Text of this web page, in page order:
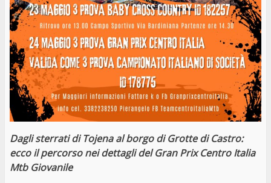
Dagli sterrati di Tojena al borgo di Grotte di Castro:
ecco il percorso nei dettagli del Gran Prix Centro Italia
Mtb Giovanile